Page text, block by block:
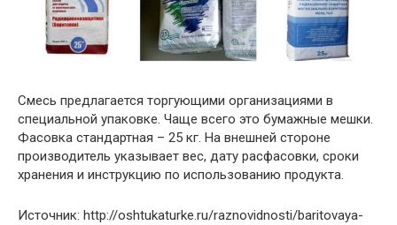
Смесь предлагается торгующими организациями в
специальной упаковке. Чаще всего это бумажные мешки.
Фасовка стандартная – 25 кг. На внешней стороне
производитель указывает вес, дату расфасовки, сроки
хранения и инструкцию по использованию продукта.
Источник: http://oshtukaturke.ru/raznovidnosti/baritovaya-